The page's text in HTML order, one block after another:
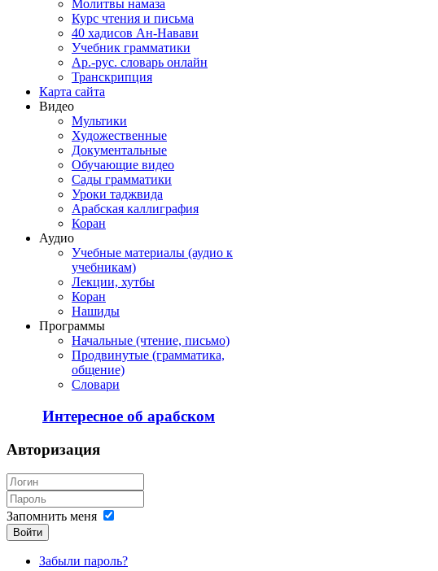
Молитвы намаза
Курс чтения и письма
40 хадисов Ан-Навави
Учебник грамматики
Ар.-рус. словарь онлайн
Транскрипция
Карта сайта
Видео
Мультики
Художественные
Документальные
Обучающие видео
Сады грамматики
Уроки таджвида
Арабская каллиграфия
Коран
Аудио
Учебные материалы (аудио к
учебникам)
Лекции, хутбы
Коран
Нашиды
Программы
Начальные (чтение, письмо)
Продвинутые (грамматика,
общение)
Словари
Интересное об арабском
Авторизация
Запомнить меня
Войти
Забыли пароль?